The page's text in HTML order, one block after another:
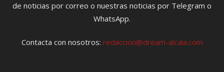
de noticias por correo o nuestras noticias por Telegram o
WhatsApp.
Contacta con nosotros: redaccion@dream-alcala.com